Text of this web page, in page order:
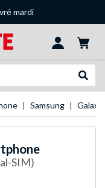
mardi
Samsung Galaxy
SIM)